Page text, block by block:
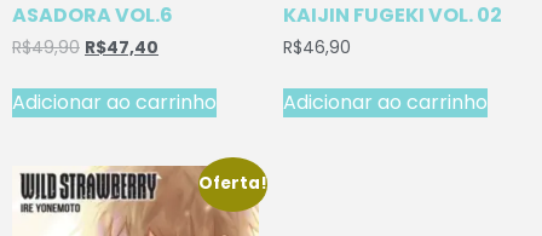
ASADORA VOL.6
R$49,90 R$47,40
Adicionar ao carrinho
KAIJIN FUGEKI VOL. 02
R$46,90
Adicionar ao carrinho
Oferta!